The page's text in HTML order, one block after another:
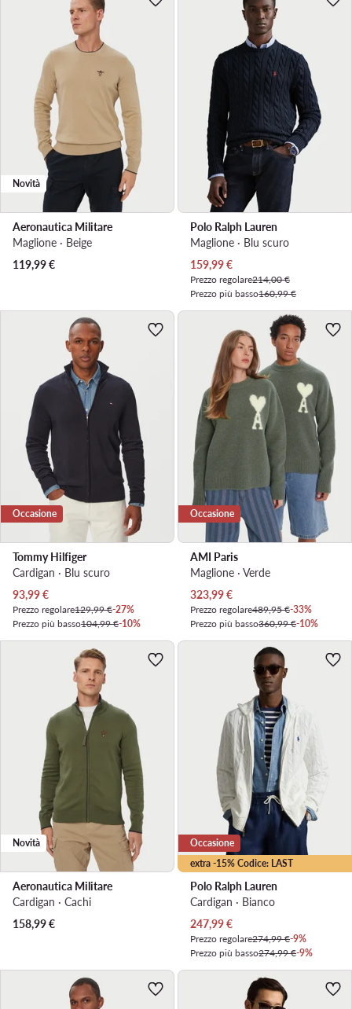
Novità
Aeronautica Militare
Maglione · Beige
119,99€
Polo Ralph Lauren
Maglione · Blu scuro
Prezzo attuale
159,99€
Prezzo regolare214,00 €
Prezzo più basso160,99 €
Occasione
Tommy Hilfiger
Cardigan · Blu scuro
Prezzo attuale
93,99€
Prezzo regolare129,99 €-27%
Prezzo più basso104,99 €-10%
Occasione
AMI Paris
Maglione · Verde
Prezzo attuale
323,99€
Prezzo regolare489,95 €-33%
Prezzo più basso360,99 €-10%
Novità
Aeronautica Militare
Cardigan · Cachi
158,99€
extra -15% Codice: LAST
Occasione
Polo Ralph Lauren
Cardigan · Bianco
Prezzo attuale
247,99€
Prezzo regolare274,99 €-9%
Prezzo più basso274,99 €-9%